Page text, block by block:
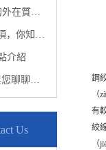
質量！
道嗎？
介紹
的那些事！
Us
鋼
（
有
絞
（